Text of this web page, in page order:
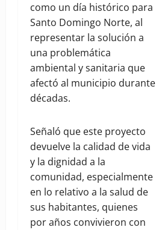
como un día histórico para
Santo Domingo Norte, al
representar la solución a
una problemática
ambiental y sanitaria que
afectó al municipio durante
décadas.
Señaló que este proyecto
devuelve la calidad de vida
y la dignidad a la
comunidad, especialmente
en lo relativo a la salud de
sus habitantes, quienes
por años convivieron con